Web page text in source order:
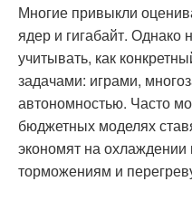
Многие привыкли
ядер и гигабайт. Однако
учитывать, как
задачами: играми,
автономностью. Часто
бюджетных моделях
экономят на
торможениям и